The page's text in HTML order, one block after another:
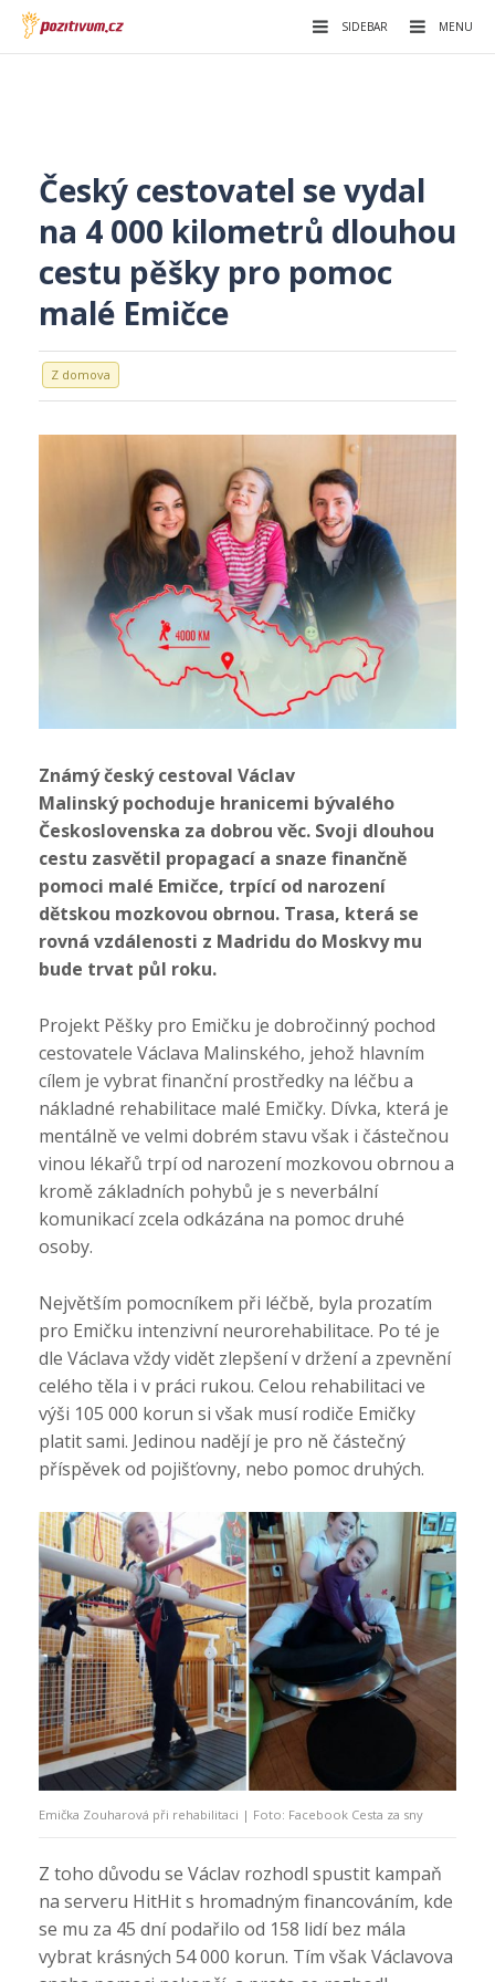
MENU
SIDEBAR
Český cestovatel se vydal
na 4 000 kilometrů dlouhou
cestu pěšky pro pomoc
malé Emičce
Z domova
Známý český cestoval Václav
Malinský pochoduje hranicemi bývalého
Československa za dobrou věc. Svoji dlouhou
cestu zasvětil propagací a snaze finančně
pomoci malé Emičce, trpící od narození
dětskou mozkovou obrnou. Trasa, která se
rovná vzdálenosti z Madridu do Moskvy mu
bude trvat půl roku.
Projekt Pěšky pro Emičku je dobročinný pochod
cestovatele Václava Malinského, jehož hlavním
cílem je vybrat finanční prostředky na léčbu a
nákladné rehabilitace malé Emičky. Dívka, která je
mentálně ve velmi dobrém stavu však i částečnou
vinou lékařů trpí od narození mozkovou obrnou a
kromě základních pohybů je s neverbální
komunikací zcela odkázána na pomoc druhé
osoby.
Největším pomocníkem při léčbě, byla prozatím
pro Emičku intenzivní neurorehabilitace. Po té je
dle Václava vždy vidět zlepšení v držení a zpevnění
celého těla i v práci rukou. Celou rehabilitaci ve
výši 105 000 korun si však musí rodiče Emičky
platit sami. Jedinou nadějí je pro ně částečný
příspěvek od pojišťovny, nebo pomoc druhých.
Emička Zouharová při rehabilitaci | Foto: Facebook Cesta za sny
Z toho důvodu se Václav rozhodl spustit kampaň
na serveru HitHit s hromadným financováním, kde
se mu za 45 dní podařilo od 158 lidí bez mála
vybrat krásných 54 000 korun. Tím však Václavova